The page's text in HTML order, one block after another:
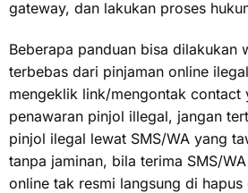
gateway, dan lakukan proses
Beberapa panduan bisa dilakukan
terbebas dari pinjaman online
mengeklik link/mengontak contact
penawaran pinjol illegal, jangan
pinjol ilegal lewat SMS/WA yang
tanpa jaminan, bila terima SMS/
online tak resmi langsung di